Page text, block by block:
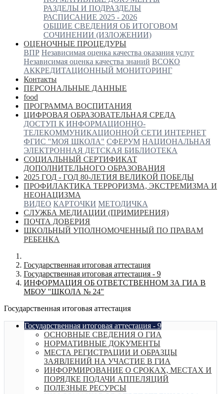
РАЗДЕЛЫ И ПОДРАЗДЕЛЫ
РАСПИСАНИЕ 2025 - 2026
ОБЩИЕ СВЕДЕНИЯ ОБ ИТОГОВОМ
СОЧИНЕНИИ (ИЗЛОЖЕНИИ)
ОЦЕНОЧНЫЕ ПРОЦЕДУРЫ
ВПР Независимая оценка качества оказания услуг
Независимая оценка качества знаний ВСОКО
АККРЕДИТАЦИОННЫЙ МОНИТОРИНГ
Контакты
ПЕРСОНАЛЬНЫЕ ДАННЫЕ
food
ПРОГРАММА ВОСПИТАНИЯ
ЦИФРОВАЯ ОБРАЗОВАТЕЛЬНАЯ СРЕДА
ДОСТУП К ИНФОРМАЦИОННО-
ТЕЛЕКОММУНИКАЦИОННОЙ СЕТИ ИНТЕРНЕТ
ФГИС "МОЯ ШКОЛА" СФЕРУМ НАЦИОНАЛЬНАЯ
ЭЛЕКТРОННАЯ ДЕТСКАЯ БИБЛИОТЕКА
СОЦИАЛЬНЫЙ СЕРТИФИКАТ
ДОПОЛНИТЕЛЬНОГО ОБРАЗОВАНИЯ
2025 ГОД - ГОД 80-ЛЕТИЯ ВЕЛИКОЙ ПОБЕДЫ
ПРОФИЛАКТИКА ТЕРРОРИЗМА, ЭКСТРЕМИЗМА И
НЕОНАЦИЗМА
ВИДЕО КАРТОЧКИ МЕТОДИЧКА
СЛУЖБА МЕДИАЦИИ (ПРИМИРЕНИЯ)
ПОЧТА ДОВЕРИЯ
ШКОЛЬНЫЙ УПОЛНОМОЧЕННЫЙ ПО ПРАВАМ
РЕБЕНКА
Государственная итоговая аттестация
Государственная итоговая аттестация - 9
ИНФОРМАЦИЯ ОБ ОТВЕТСТВЕННОМ ЗА ГИА В
МБОУ "ШКОЛА № 24"
Государственная итоговая аттестация
Государственная итоговая аттестация - 9
ОСНОВНЫЕ СВЕДЕНИЯ О ГИА
НОРМАТИВНЫЕ ДОКУМЕНТЫ
МЕСТА РЕГИСТРАЦИИ И ОБРАЗЦЫ
ЗАЯВЛЕНИЙ НА УЧАСТИЕ В ГИА
ИНФОРМИРОВАНИЕ О СРОКАХ, МЕСТАХ И
ПОРЯДКЕ ПОДАЧИ АППЕЛЯЦИЙ
ПОЛЕЗНЫЕ РЕСУРСЫ